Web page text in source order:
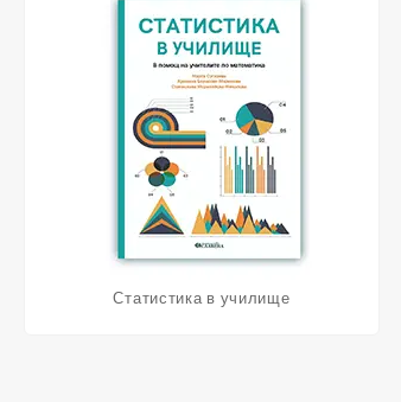
Статистика в училище